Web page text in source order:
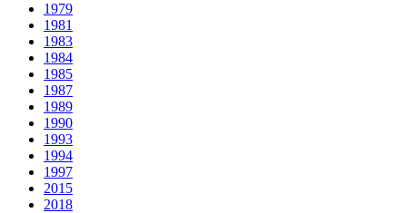
1979
1981
1983
1984
1985
1987
1989
1990
1993
1994
1997
2015
2018